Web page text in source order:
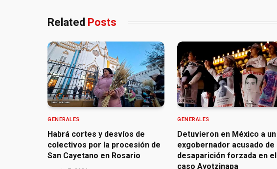
Related Posts
GENERALES
Habrá cortes y desvíos de
colectivos por la procesión de
San Cayetano en Rosario
GENERALES
Detuvieron en México a un
exgobernador acusado de
desaparición forzada en el
caso Ayotzinapa